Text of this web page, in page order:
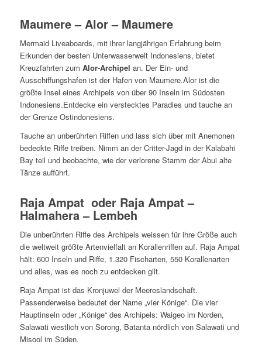
Maumere – Alor – Maumere
Mermaid Liveaboards, mit ihrer langjährigen Erfahrung beim
Erkunden der besten Unterwasserwelt Indonesiens, bietet
Kreuzfahrten zum Alor-Archipel an. Der Ein- und
Ausschiffungshafen ist der Hafen von Maumere.Alor ist die
größte Insel eines Archipels von über 90 Inseln im Südosten
Indonesiens.Entdecke ein verstecktes Paradies und tauche an
der Grenze Ostindonesiens.
Tauche an unberührten Riffen und lass sich über mit Anemonen
bedeckte Riffe treiben. Nimm an der Critter-Jagd in der Kalabahi
Bay teil und beobachte, wie der verlorene Stamm der Abui alte
Tänze aufführt.
Raja Ampat oder Raja Ampat –
Halmahera – Lembeh
Die unberührten Riffe des Archipels weissen für ihre Größe auch
die weltweit größte Artenvielfalt an Korallenriffen auf. Raja Ampat
hält: 600 Inseln und Riffe, 1.320 Fischarten, 550 Korallenarten
und alles, was es noch zu entdecken gilt.
Raja Ampat ist das Kronjuwel der Meereslandschaft.
Passenderweise bedeutet der Name „vier Könige“. Die vier
Hauptinseln oder „Könige“ des Archipels: Waigeo im Norden,
Salawati westlich von Sorong, Batanta nördlich von Salawati und
Misool im Süden.